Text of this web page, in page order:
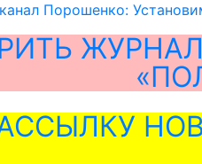
Порошенко: